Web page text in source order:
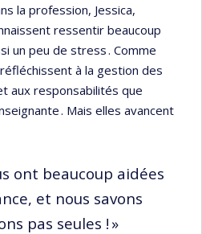
la profession, Jessica,
ressentir beaucoup
un peu de stress . Comme
à la gestion des
aux responsabilités que
. Mais elles avancent
ont beaucoup aidées
et nous savons
pas seules ! »